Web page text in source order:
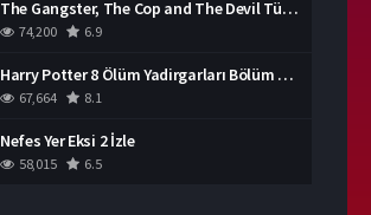
The Gangster, The Cop and The Devil Türkçe Dublaj İzle
74,200 6.9
Harry Potter 8 Ölüm Yadirgarları Bölüm 2 İzle
67,664 8.1
Nefes Yer Eksi 2 İzle
58,015 6.5